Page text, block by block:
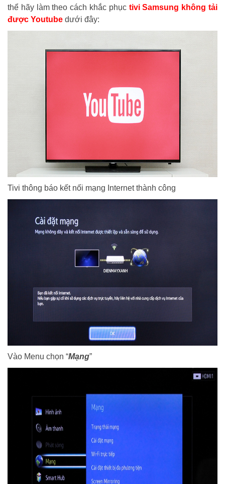
thể hãy làm theo cách khắc phục tivi Samsung không tải
được Youtube dưới đây:
Tivi thông báo kết nối mạng I nternet thành công
Vào Menu chọn “Mạng”